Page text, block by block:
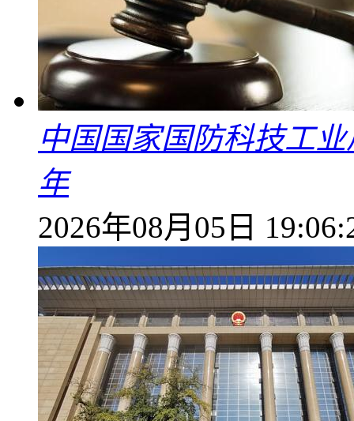
中国国家国防科技工
年
2026年08月05日